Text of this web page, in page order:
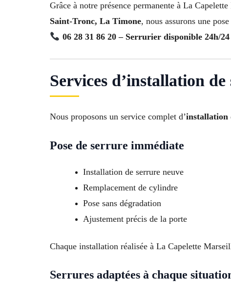
Grâce à notre présence permanente à La
Saint-Tronc, La Timone, nous assurons une
06 28 31 86 20 – Serrurier disponible 24h/24
Services d’installation
Nous proposons un service complet d’installation
Pose de serrure immédiate
Installation de serrure neuve
Remplacement de cylindre
Pose sans dégradation
Ajustement précis de la porte
Chaque installation réalisée à La Capelette
Serrures adaptées à chaque